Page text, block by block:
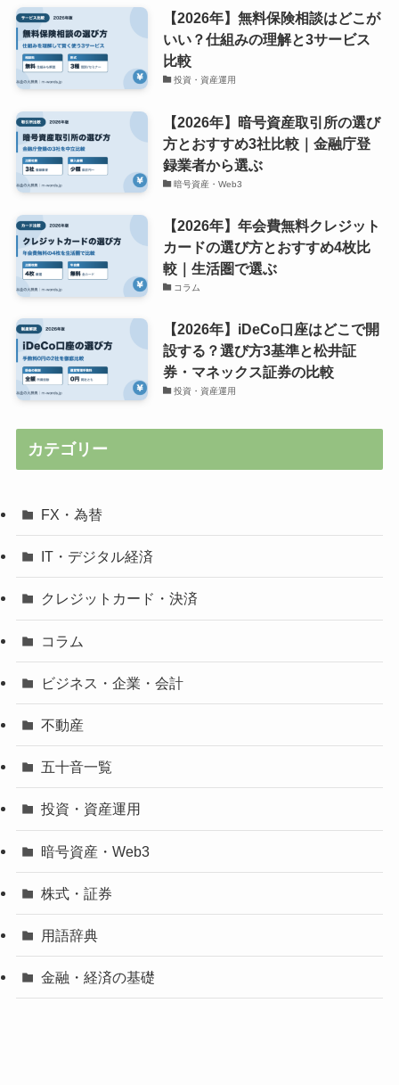
【2026年】無料保険相談はどこが
いい？仕組みの理解と3サービス
比較
投資・資産運用
【2026年】暗号資産取引所の選び
方とおすすめ3社比較｜金融庁登
録業者から選ぶ
暗号資産・Web3
【2026年】年会費無料クレジット
カードの選び方とおすすめ4枚比
較｜生活圏で選ぶ
コラム
【2026年】iDeCo口座はどこで開
設する？選び方3基準と松井証
券・マネックス証券の比較
投資・資産運用
カテゴリー
FX・為替
IT・デジタル経済
クレジットカード・決済
コラム
ビジネス・企業・会計
不動産
五十音一覧
投資・資産運用
暗号資産・Web3
株式・証券
用語辞典
金融・経済の基礎